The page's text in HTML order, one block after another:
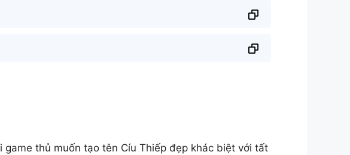
thủ muốn tạo tên Cíu Thiếp đẹp khác biệt với tất